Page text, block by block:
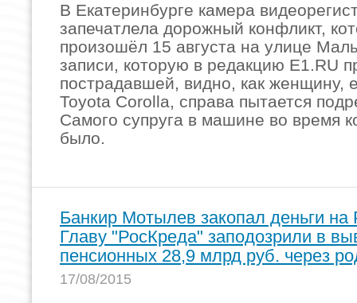
В Екатеринбурге камера
запечатлела дорожный конфликт,
произошёл 15 августа на улице
записи, которую в редакцию E1.RU
пострадавшей, видно, как женщину,
Toyota Corolla, справа пытается
Самого супруга в машине во время
было.
Банкир Мотылев закопал деньги на
Главу "РосКреда" заподозрили в
пенсионных 28,9 млрд руб. через
17/08/2015